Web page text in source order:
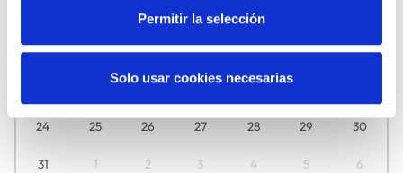
Permitir la selección
Solo usar cookies necesarias
5 6 7
10 11 12 13 14 15 16
19 20 21
24 25 26 27 28 29 30
31 1 2 3 4 5 6